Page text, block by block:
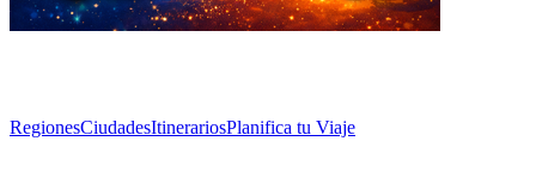
RegionesCiudadesItinerariosPlanifica tu Viaje